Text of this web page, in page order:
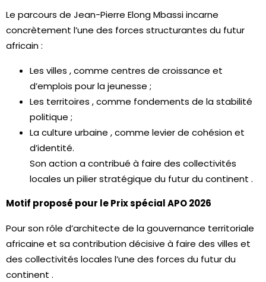
Le parcours de Jean-Pierre Elong Mbassi incarne
concrètement l’une des forces structurantes du futur
africain :
Les villes , comme centres de croissance et
d’emplois pour la jeunesse ;
Les territoires , comme fondements de la stabilité
politique ;
La culture urbaine , comme levier de cohésion et
d’identité.
Son action a contribué à faire des collectivités
locales un pilier stratégique du futur du continent .
Motif proposé pour le Prix spécial APO 2026
Pour son rôle d’architecte de la gouvernance territoriale
africaine et sa contribution décisive à faire des villes et
des collectivités locales l’une des forces du futur du
continent .